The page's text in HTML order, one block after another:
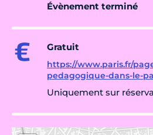
Évènement terminé
Gratuit
https://www.paris.fr/
pedagogique-dans-le-
Uniquement sur